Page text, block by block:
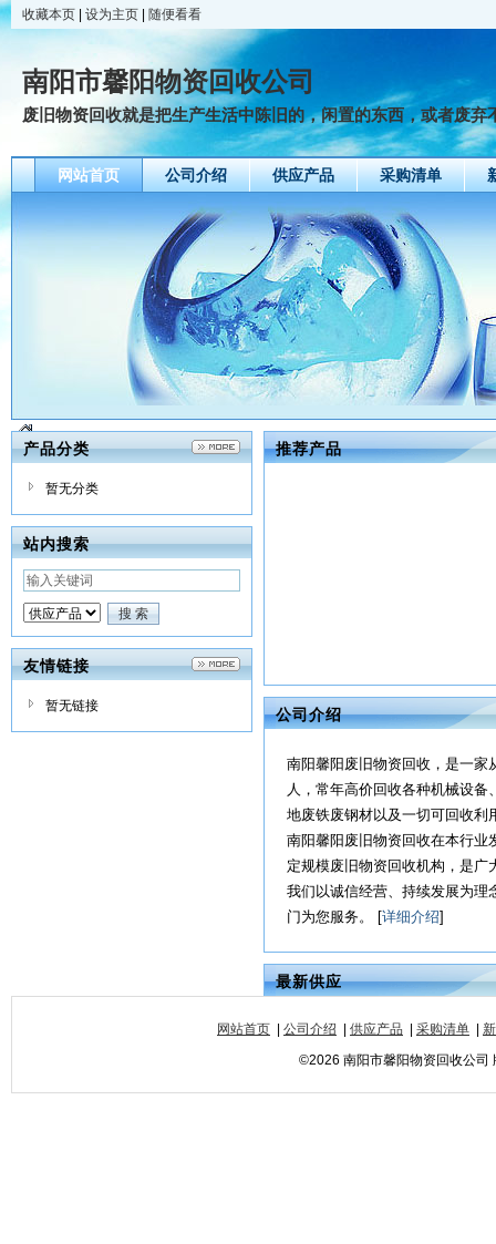
收藏本页 设为主页 随便看看
南阳市馨阳物资回收公司
废旧物资回收就是把生产生活中陈旧的，闲置的东西，或者废弃
网站首页 公司介绍 供应产品 采购清单
产品分类
暂无分类
站内搜索
友情链接
暂无链接
推荐产品
公司介绍
南阳馨阳废旧物资回收，是一家
人，常年高价回收各种机械设
地废铁废钢材以及一切可回收利
南阳馨阳废旧物资回收在本行业
定规模废旧物资回收机构，是
我们以诚信经营、持续发展为理
门为您服务。 [详细介绍]
最新供应
网站首页 公司介绍 供应产品 采购清单
©2026 南阳市馨阳物资回收公